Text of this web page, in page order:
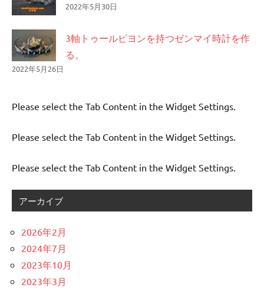
2022年5月30日
3軸トゥールビヨンを持つゼンマイ時計を作
る。
2022年5月26日
Please select the Tab Content in the Widget Settings.
Please select the Tab Content in the Widget Settings.
Please select the Tab Content in the Widget Settings.
アーカイブ
2026年2月
2024年7月
2023年10月
2023年3月